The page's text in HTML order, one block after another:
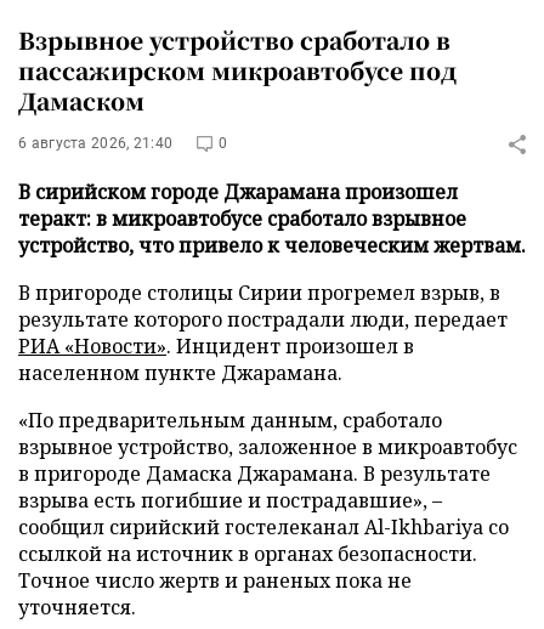
Взрывное устройство сработало в
пассажирском микроавтобусе под
Дамаском
6 августа 2026, 21:40 0
В сирийском городе Джарамана произошел
теракт: в микроавтобусе сработало взрывное
устройство, что привело к человеческим жертвам.
В пригороде столицы Сирии прогремел взрыв, в
результате которого пострадали люди, передает
РИА «Новости». Инцидент произошел в
населенном пункте Джарамана.
«По предварительным данным, сработало
взрывное устройство, заложенное в микроавтобус
в пригороде Дамаска Джарамана. В результате
взрыва есть погибшие и пострадавшие», –
сообщил сирийский гостелеканал Al-Ikhbariya со
ссылкой на источник в органах безопасности.
Точное число жертв и раненых пока не
уточняется.